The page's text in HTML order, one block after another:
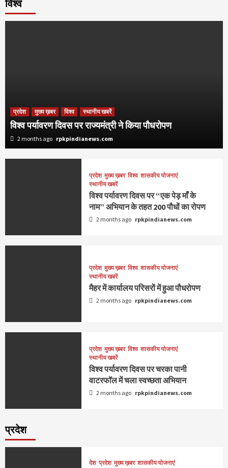
विश्व
प्रदेश मुख्य ख़बर विश्व स्थानीय खबरें
विश्व पर्यावरण दिवस पर राज्यमंत्री ने किया पौधरोपण
2 months ago rpkpindianews.com
प्रदेश मुख्य ख़बर विश्व शासकीय योजनाएं
स्थानीय खबरें
विश्व पर्यावरण दिवस पर “एक पेड़ माँ के
नाम” अभियान के तहत 200 पौधों का रोपण
2 months ago rpkpindianews.com
प्रदेश मुख्य ख़बर विश्व शासकीय योजनाएं
स्थानीय खबरें
मैहर में कार्यालय परिसरों में हुआ पौधरोपण
2 months ago rpkpindianews.com
प्रदेश मुख्य ख़बर विश्व शासकीय योजनाएं
स्थानीय खबरें
विश्व पर्यावरण दिवस पर चरका पानी
वाटरफॉल में चला स्वच्छता अभियान
2 months ago rpkpindianews.com
प्रदेश
देश प्रदेश मुख्य ख़बर शासकीय योजनाएं